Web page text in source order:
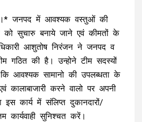
जनपद में आवश्यक वस्तुओं की
को सुचारु बनाये जाने एवं कीमतों के
आशुतोष निरंजन ने जनपद व
गठित की है। उन्होने टीम सदस्यों
कि आवश्यक सामानो की उपलब्धता के
कालाबाजारी करने वालो पर अपनी
कार्य में संलिप्त दुकानदारों/
कार्यवाही सुनिश्चत करें।